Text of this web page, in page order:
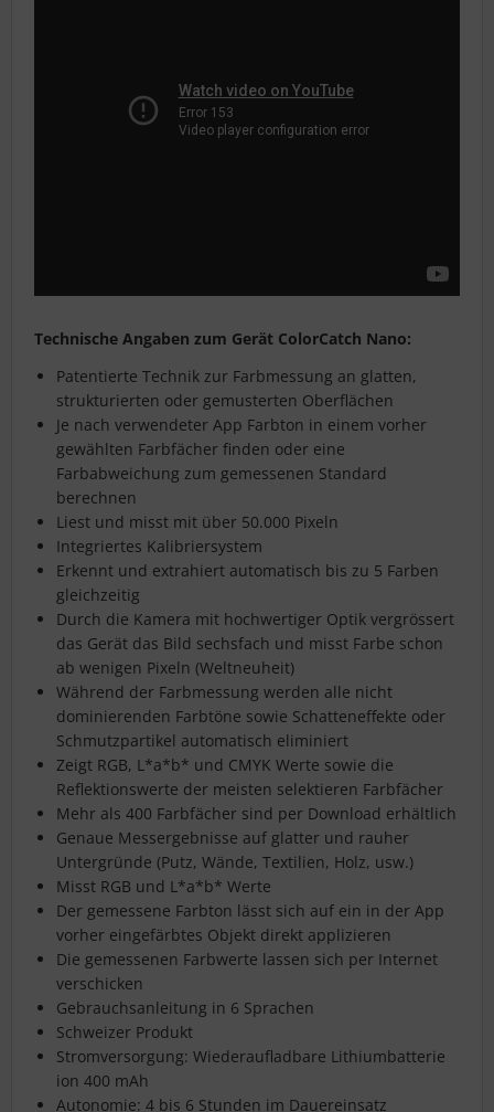
Technische Angaben zum Gerät ColorCatch Nano:
Patentierte Technik zur Farbmessung an glatten,
strukturierten oder gemusterten Oberflächen
Je nach verwendeter App Farbton in einem vorher
gewählten Farbfächer finden oder eine
Farbabweichung zum gemessenen Standard
berechnen
Liest und misst mit über 50.000 Pixeln
Integriertes Kalibriersystem
Erkennt und extrahiert automatisch bis zu 5 Farben
gleichzeitig
Durch die Kamera mit hochwertiger Optik vergrössert
das Gerät das Bild sechsfach und misst Farbe schon
ab wenigen Pixeln (Weltneuheit)
Während der Farbmessung werden alle nicht
dominierenden Farbtöne sowie Schatteneffekte oder
Schmutzpartikel automatisch eliminiert
Zeigt RGB, L*a*b* und CMYK Werte sowie die
Reflektionswerte der meisten selektieren Farbfächer
Mehr als 400 Farbfächer sind per Download erhältlich
Genaue Messergebnisse auf glatter und rauher
Untergründe (Putz, Wände, Textilien, Holz, usw.)
Misst RGB und L*a*b* Werte
Der gemessene Farbton lässt sich auf ein in der App
vorher eingefärbtes Objekt direkt applizieren
Die gemessenen Farbwerte lassen sich per Internet
verschicken
Gebrauchsanleitung in 6 Sprachen
Schweizer Produkt
Stromversorgung: Wiederaufladbare Lithiumbatterie
ion 400 mAh
Autonomie: 4 bis 6 Stunden im Dauereinsatz